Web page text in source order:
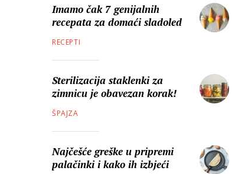
Imamo čak 7 genijalnih
recepata za domaći sladoled
RECEPTI
Sterilizacija staklenki za
zimnicu je obavezan korak!
ŠPAJZA
Najčešće greške u pripremi
palačinki i kako ih izbjeći